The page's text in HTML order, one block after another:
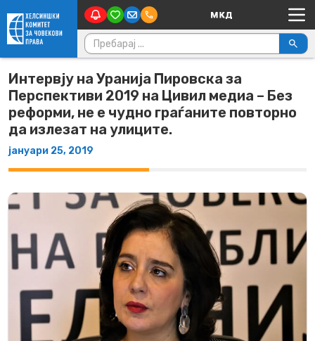
Skip to content Main Navigation
Пребарувај за:
Интервју на Уранија Пировска за
Перспективи 2019 на Цивил медиа – Без
реформи, не е чудно граѓаните повторно
да излезат на улиците.
јануари 25, 2019